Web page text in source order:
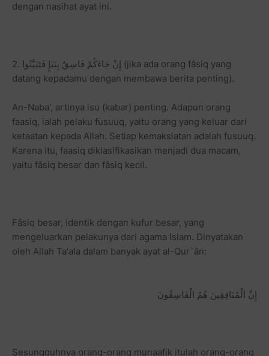
dengan nasihat ayat ini.
2. إِنْ جَاءَكُمْ فَاسِقٌ بِنَبَإٍ فَتَبَيَّنُوا (jika ada orang fâsiq yang
datang kepadamu dengan membawa berita penting).
An-Naba', artinya isu (kabar) penting. Adapun orang
faasiq, ialah pelaku fusuuq, yaitu orang yang keluar dari
ketaatan kepada Allah. Setiap kemaksiatan adalah fusuuq.
Karena itu, faasiq diklasifikasikan menjadi dua macam,
yaitu fâsiq besar dan fâsiq kecil.
Fâsiq besar, identik dengan kufur besar, yang
mengeluarkan pelakunya dari agama Islam. Dinyatakan
oleh Allah Ta'ala dalam banyak ayat al-Qur`ân:
إِنَّ الْمُنَافِقِينَ هُمُ الْفَاسِقُونَ
Sesungguhnya orang-orang munaafik itulah orang-orang